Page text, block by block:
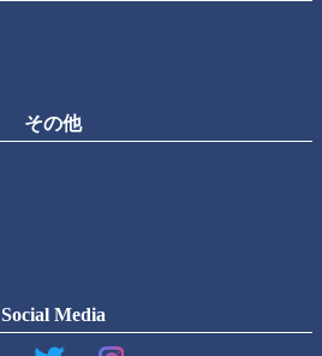
その他
Social Media